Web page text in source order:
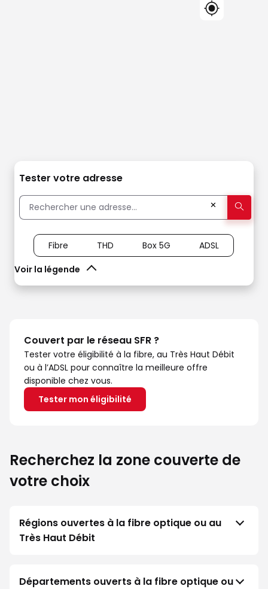
Tester votre adresse
✕
Voir la légende
Fibre THD Box 5G ADSL
Couvert par le réseau SFR ?
Tester votre éligibilité à la fibre, au Très Haut Débit
ou à l’ADSL pour connaître la meilleure offre
disponible chez vous.
Tester mon éligibilité
Recherchez la zone couverte de
votre choix
Régions ouvertes à la fibre optique ou au
Très Haut Débit
Départements ouverts à la fibre optique ou